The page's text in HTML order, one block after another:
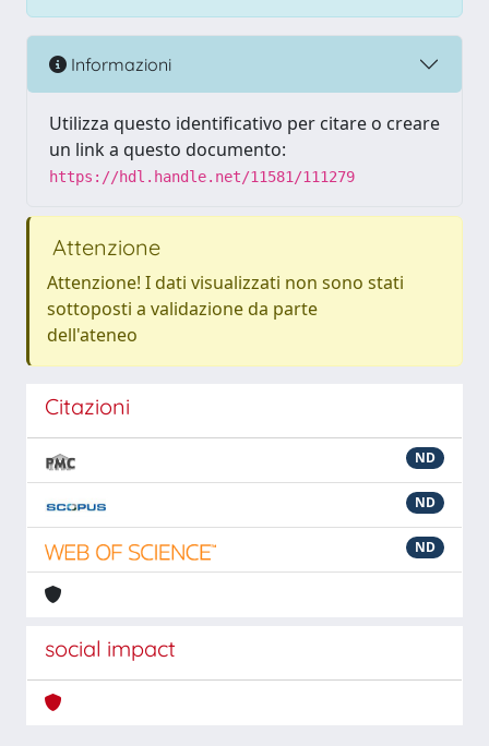
Informazioni
Utilizza questo identificativo per citare o creare
un link a questo documento:
https://hdl.handle.net/11581/111279
Attenzione
Attenzione! I dati visualizzati non sono stati
sottoposti a validazione da parte
dell'ateneo
Citazioni
ND
ND
ND
social impact